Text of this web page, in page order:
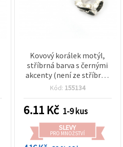
Kovový korálek motýl,
stříbrná barva s černými
akcenty (není ze stříbra),
12,5 × 7,5 mm, otvor 5
náhrdelníky a ručně
vyráběné šperky
Kód: 155134
6.11 Kč 1-9 kus
SLEVY
PRO MNOŽSTVÍ